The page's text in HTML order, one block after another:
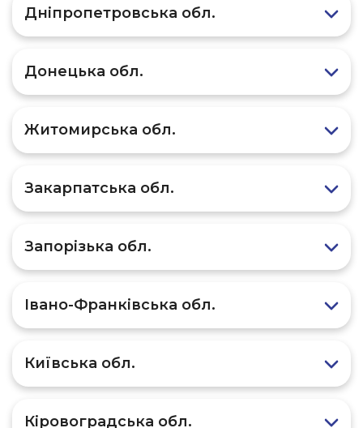
Дніпропетровська обл.
Донецька обл.
Житомирська обл.
Закарпатська обл.
Запорізька обл.
Івано-Франківська обл.
Київська обл.
Кіровоградська обл.